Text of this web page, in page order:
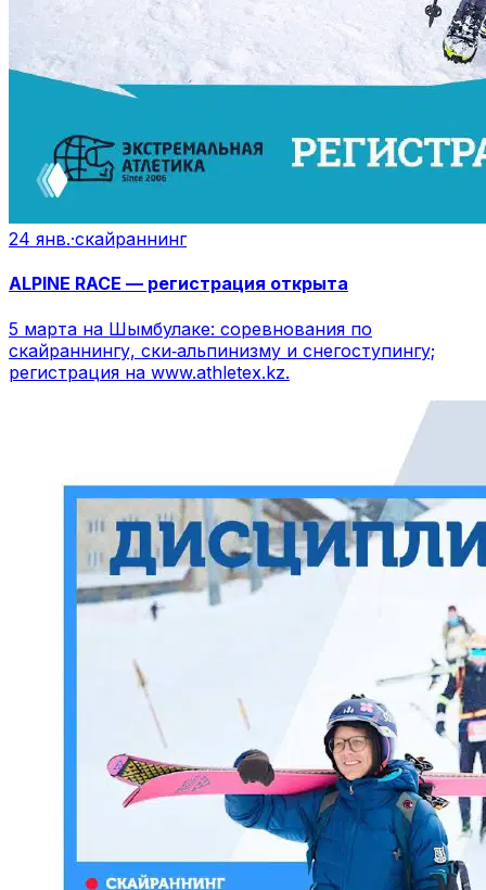
24 янв.·скайраннинг
ALPINE RACE — регистрация открыта
5 марта на Шымбулаке: соревнования по
скайраннингу, ски‑альпинизму и снегоступингу;
регистрация на www.athletex.kz.